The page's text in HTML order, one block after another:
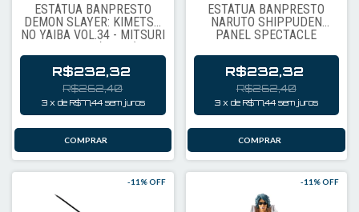
ESTÁTUA BANPRESTO
DEMON SLAYER: KIMETSU
NO YAIBA VOL.34 - MITSURI
KANROJI (98096)
R$232,32
R$262,40
3 x de R$77,44 sem juros
ESTÁTUA BANPRESTO
NARUTO SHIPPUDEN
PANEL SPECTACLE
SAKURA (81387)
R$232,32
R$262,40
3 xdeR$77,44 sem juros
-11 % OFF -11 % OFF